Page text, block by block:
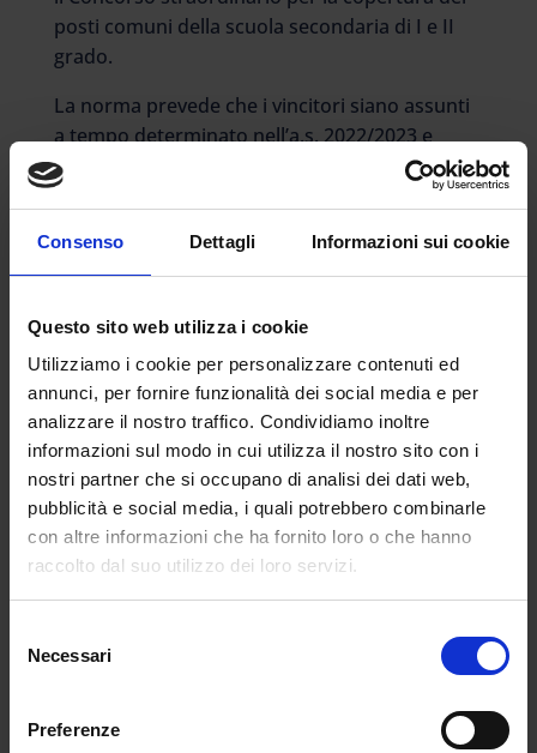
Consenso Dettagli Informazioni sui cookie
Questo sito web utilizza i cookie
Utilizziamo i cookie per personalizzare contenuti ed
annunci, per fornire funzionalità dei social media e per
analizzare il nostro traffico. Condividiamo inoltre
informazioni sul modo in cui utilizza il nostro sito con i
nostri partner che si occupano di analisi dei dati web,
pubblicità e social media, i quali potrebbero combinarle
con altre informazioni che ha fornito loro o che hanno
raccolto dal suo utilizzo dei loro servizi.
delNecessari
Preferenze
posti comuni della scuola secondaria di I e II
grado.
La norma prevede che i vincitori siano assunti
a tempo determinato nell’a.s. 2022/2023 e
partecipino con oneri a proprio carico, a un
percorso di formazione pari a 5 CFU, attivato
integri le competenze professionali.
Il percorso offerto dall’Università telematica e-
Campus è un’ottima occasione per tutti coloro
maggio 2024.
Superato l’anno di formazione e prova il
docente è assunto a tempo indeterminato e
confermato in ruolo.
MODALITÀ DI FREQUENZA
necessarie per accedere alla piattaforma
telematica dell’Università Ecampus dove potrà
24h.